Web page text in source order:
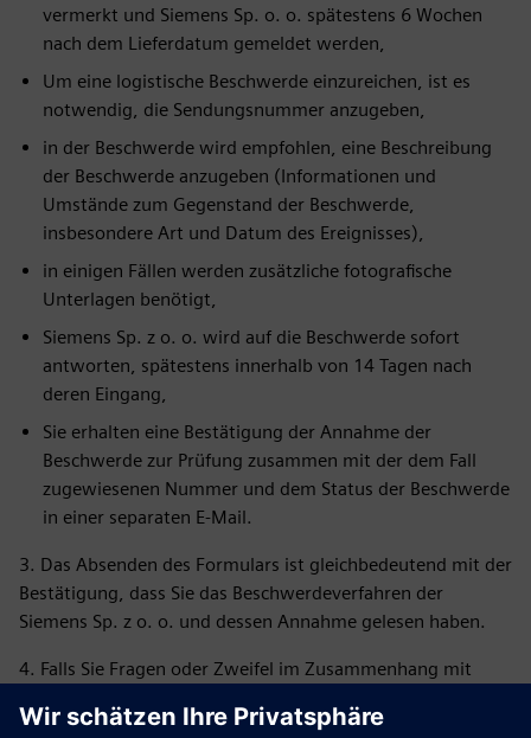
vermerkt und Siemens Sp. o. o. spätestens 6 Wochen
nach dem Lieferdatum gemeldet werden,
Um eine logistische Beschwerde einzureichen, ist es
notwendig, die Sendungsnummer anzugeben,
in der Beschwerde wird empfohlen, eine Beschreibung
der Beschwerde anzugeben (Informationen und
Umstände zum Gegenstand der Beschwerde,
insbesondere Art und Datum des Ereignisses),
in einigen Fällen werden zusätzliche fotografische
Unterlagen benötigt,
Siemens Sp. z o. o. wird auf die Beschwerde sofort
antworten, spätestens innerhalb von 14 Tagen nach
deren Eingang,
Sie erhalten eine Bestätigung der Annahme der
Beschwerde zur Prüfung zusammen mit der dem Fall
zugewiesenen Nummer und dem Status der Beschwerde
in einer separaten E-Mail.
3. Das Absenden des Formulars ist gleichbedeutend mit der
Bestätigung, dass Sie das Beschwerdeverfahren der
Siemens Sp. z o. o. und dessen Annahme gelesen haben.
4. Falls Sie Fragen oder Zweifel im Zusammenhang mit
bitte unter: di-pl-ordermanagement.pl@siemens.com oder